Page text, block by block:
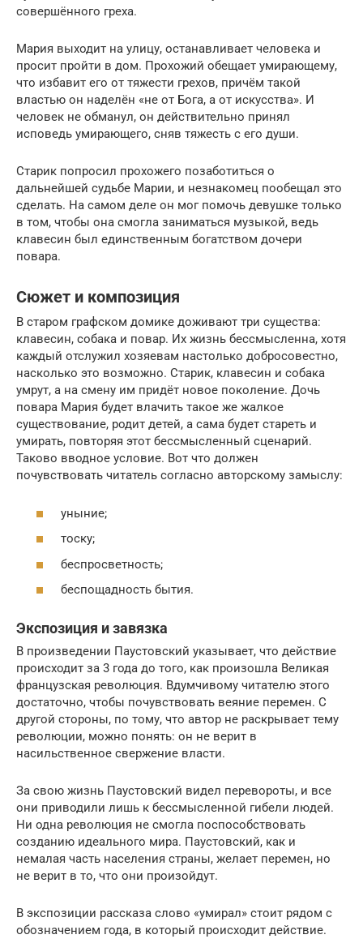
совершённого греха.
Мария выходит на улицу, останавливает человека и
просит пройти в дом. Прохожий обещает умирающему,
что избавит его от тяжести грехов, причём такой
властью он наделён «не от Бога, а от искусства». И
человек не обманул, он действительно принял
исповедь умирающего, сняв тяжесть с его души.
Старик попросил прохожего позаботиться о
дальнейшей судьбе Марии, и незнакомец пообещал это
сделать. На самом деле он мог помочь девушке только
в том, чтобы она смогла заниматься музыкой, ведь
клавесин был единственным богатством дочери
повара.
Сюжет и композиция
В старом графском домике доживают три существа:
клавесин, собака и повар. Их жизнь бессмысленна, хотя
каждый отслужил хозяевам настолько добросовестно,
насколько это возможно. Старик, клавесин и собака
умрут, а на смену им придёт новое поколение. Дочь
повара Мария будет влачить такое же жалкое
существование, родит детей, а сама будет стареть и
умирать, повторяя этот бессмысленный сценарий.
Таково вводное условие. Вот что должен
почувствовать читатель согласно авторскому замыслу:
уныние;
тоску;
беспросветность;
беспощадность бытия.
Экспозиция и завязка
В произведении Паустовский указывает, что действие
происходит за 3 года до того, как произошла Великая
французская революция. Вдумчивому читателю этого
достаточно, чтобы почувствовать веяние перемен. С
другой стороны, по тому, что автор не раскрывает тему
революции, можно понять: он не верит в
насильственное свержение власти.
За свою жизнь Паустовский видел перевороты, и все
они приводили лишь к бессмысленной гибели людей.
Ни одна революция не смогла поспособствовать
созданию идеального мира. Паустовский, как и
немалая часть населения страны, желает перемен, но
не верит в то, что они произойдут.
В экспозиции рассказа слово «умирал» стоит рядом с
обозначением года, в который происходит действие.